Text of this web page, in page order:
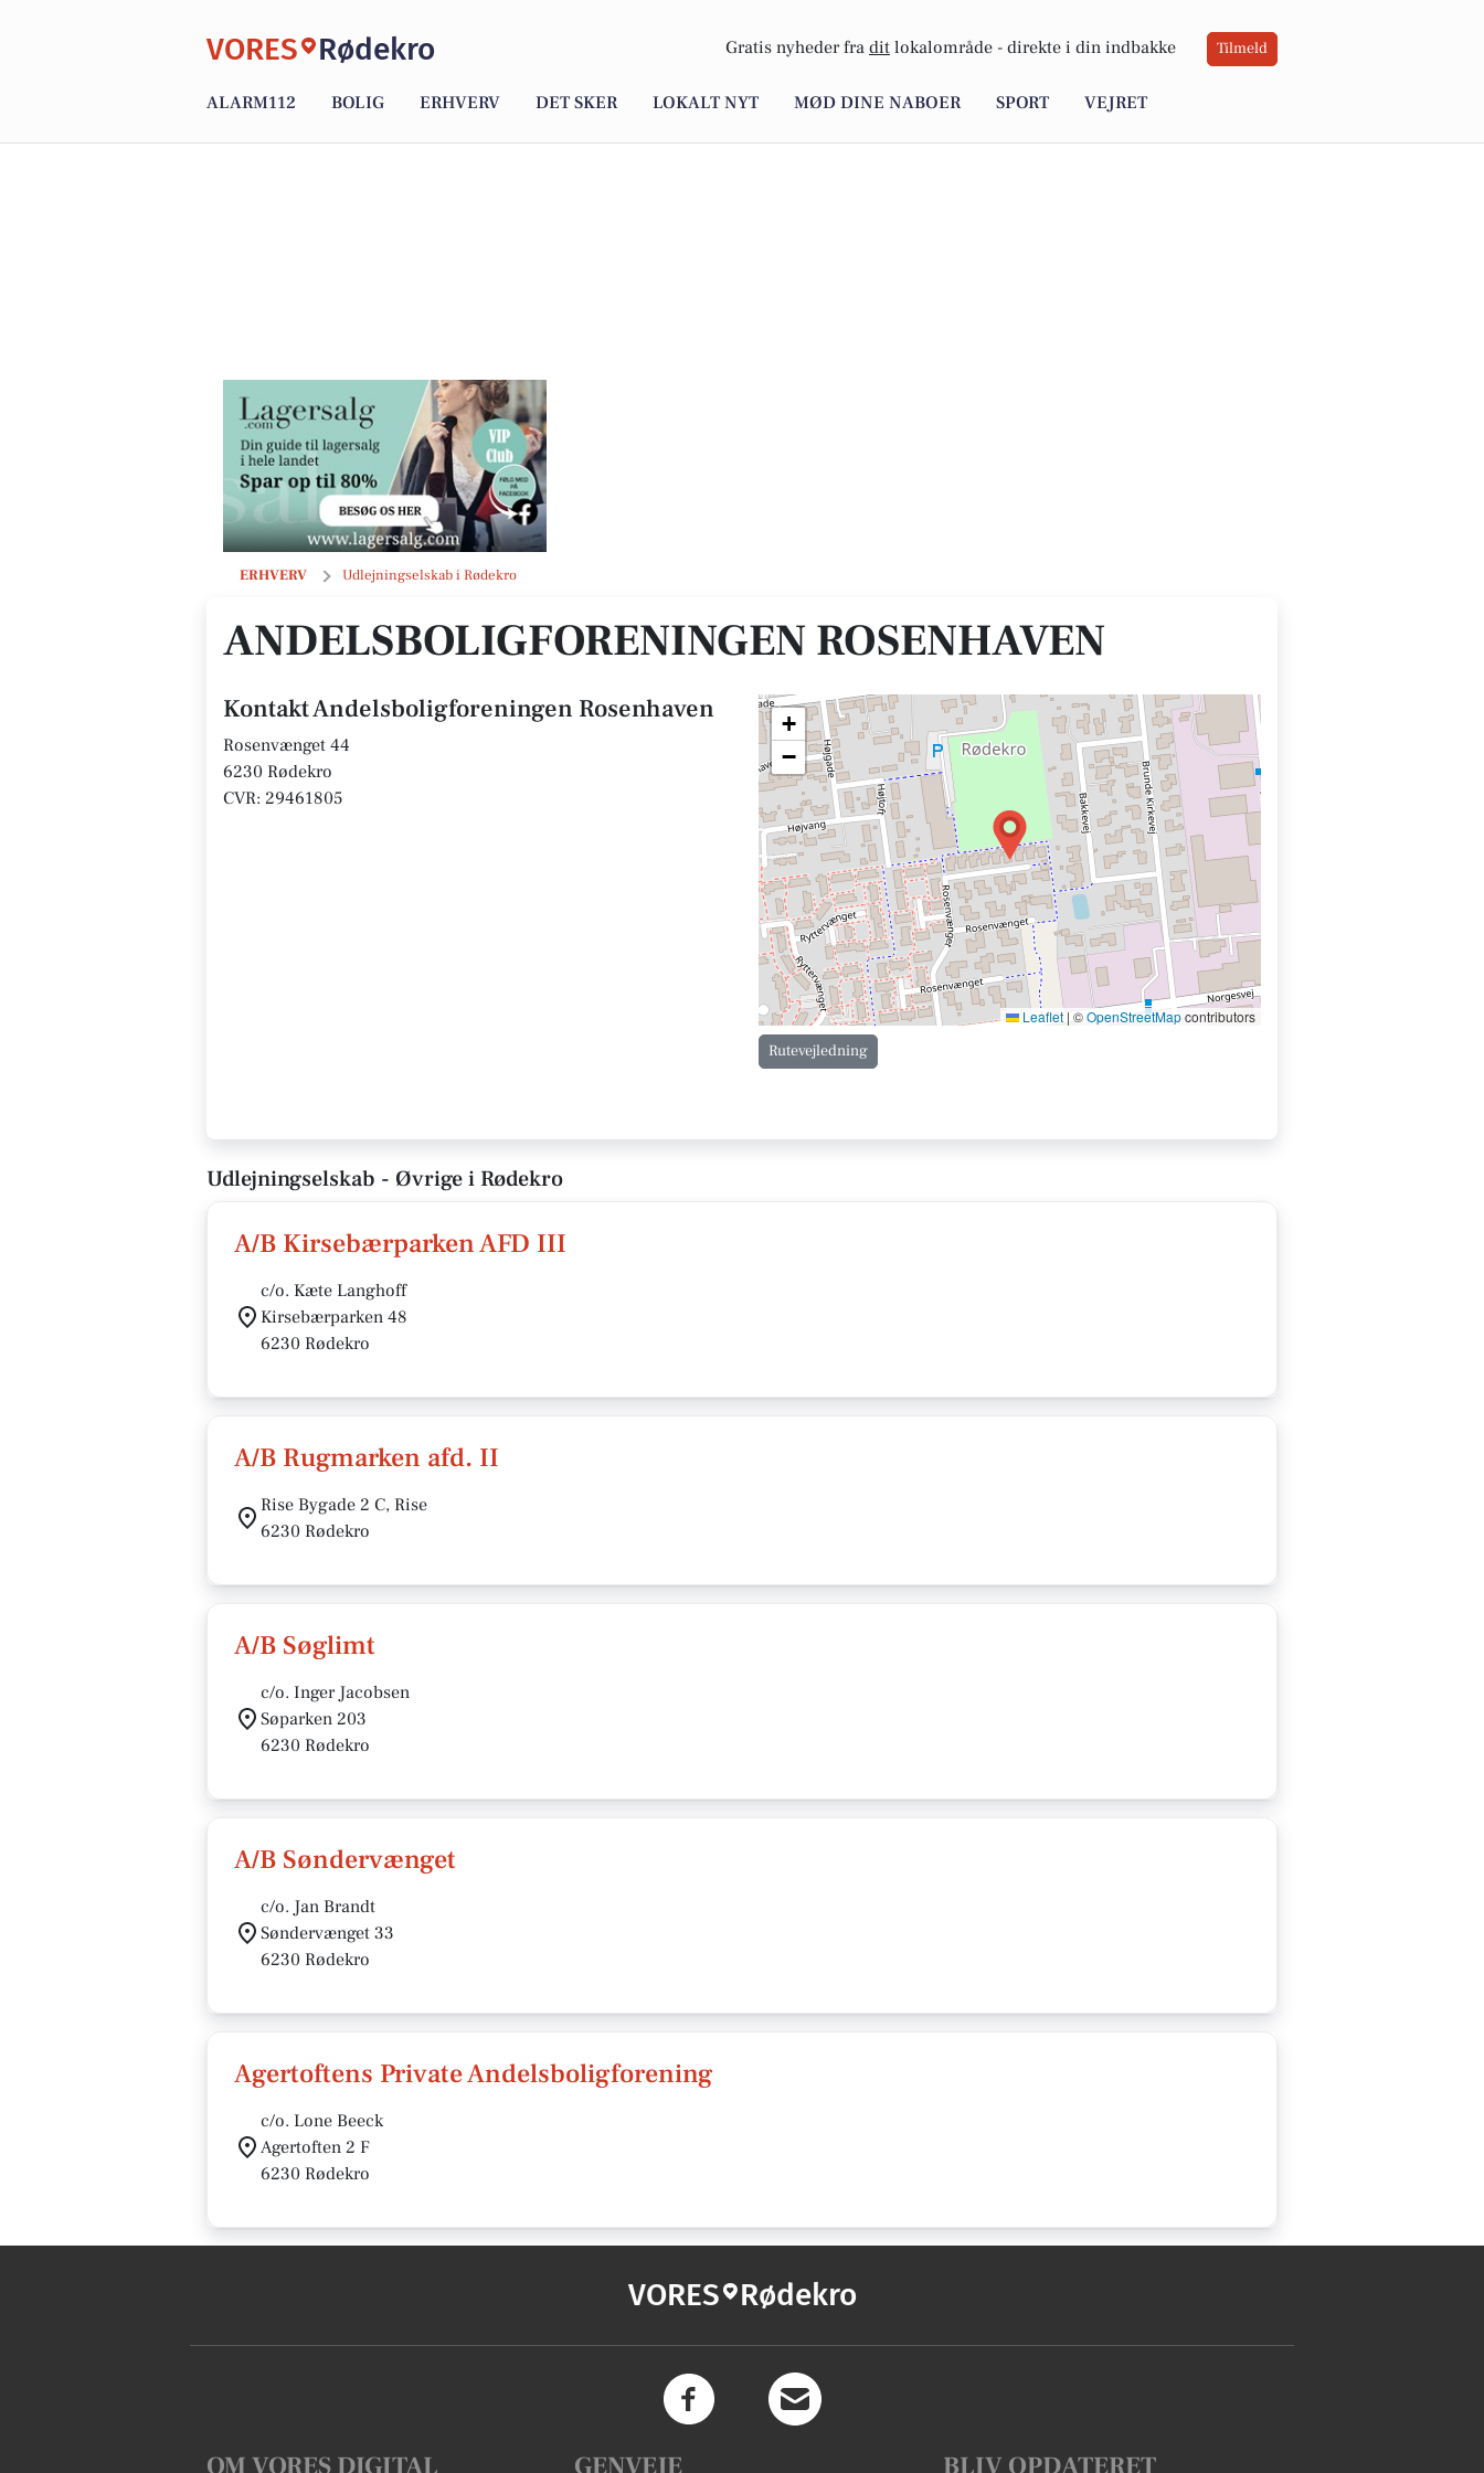
VORES Rødekro Gratis nyheder fra dit lokalområde - direkte i din indbakke Tilmeld
ALARM112 BOLIG ERHVERV DET SKER LOKALT NYT MØD DINE NABOER SPORT VEJRET
ERHVERV Udlejningselskab i Rødekro
Andelsboligforeningen Rosenhaven
ANDELSBOLIGFORENINGEN ROSENHAVEN
Kontakt Andelsboligforeningen Rosenhaven
Rosenvænget 44
6230 Rødekro
CVR: 29461805
+
−
Leaflet | ©OpenStreetMapcontributors
Rutevejledning
Udlejningselskab - Øvrige i Rødekro
A/B Kirsebærparken AFD III
c/o. Kæte Langhoff
Kirsebærparken 48
6230 Rødekro
A/B Rugmarken afd. II
Rise Bygade 2 C, Rise
6230 Rødekro
A/B Søglimt
c/o. Inger Jacobsen
Søparken 203
6230 Rødekro
A/B Søndervænget
c/o. Jan Brandt
Søndervænget 33
6230 Rødekro
Agertoftens Private Andelsboligforening
c/o. Lone Beeck
Agertoften 2 F
6230 Rødekro
VORES Rødekro
OM VORES DIGITAL GENVEJE BLIV OPDATERET